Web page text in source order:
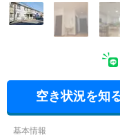
空き状況を知
基本情報